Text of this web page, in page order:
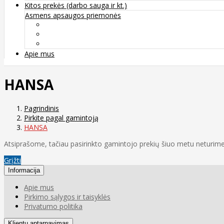
Kitos prekės (darbo sauga ir kt.)
Asmens apsaugos priemonės
Apie mus
HANSA
Pagrindinis
Pirkite pagal gamintoją
HANSA
Atsiprašome, tačiau pasirinkto gamintojo prekių šiuo metu
Grįžti
Informacija
Apie mus
Pirkimo sąlygos ir taisyklės
Privatumo politika